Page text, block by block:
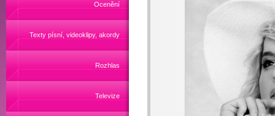
Ocenění
Texty písní, videoklipy, akordy
Rozhlas
Televize